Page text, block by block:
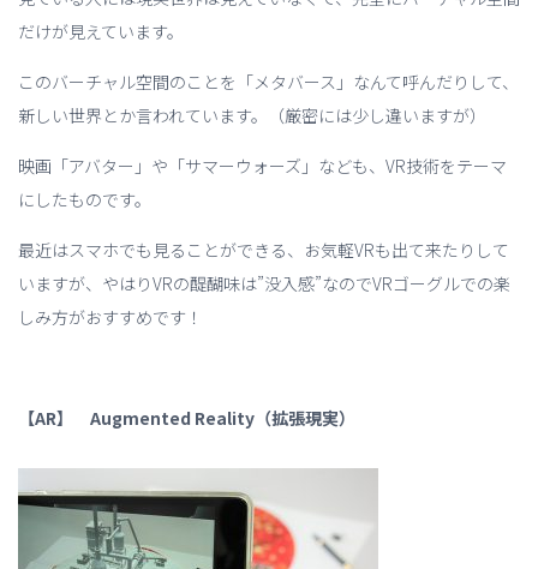
だけが見えています。
このバーチャル空間のことを「メタバース」なんて呼んだりして、
新しい世界とか言われています。（厳密には少し違いますが）
映画「アバター」や「サマーウォーズ」なども、VR技術をテーマ
にしたものです。
最近はスマホでも見ることができる、お気軽VRも出て来たりして
いますが、やはりVRの醍醐味は”没入感”なのでVRゴーグルでの楽
しみ方がおすすめです！
【AR】 Augmented Reality（拡張現実）